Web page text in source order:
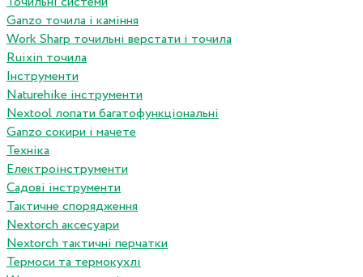
Ganzo точила і каміння
Work Sharp точильні верстати і точила
Ruixin точила
Інструменти
Naturehike інструменти
Nextool лопати багатофункціональні
Ganzo сокири і мачете
Техніка
Електроінструменти
Садові інструменти
Тактичне спорядження
Nextorch аксесуари
Nextorch тактичні перчатки
Термоси та термокухлі